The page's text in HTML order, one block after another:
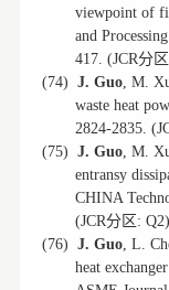
viewpoint of
and
417. (JCR分区
(74) J. Guo, M.
waste heat
2824-2835.
(75) J. Guo, M.
entransy
CHINA
(JCR分区: Q2)
(76) J. Guo, L.
heat